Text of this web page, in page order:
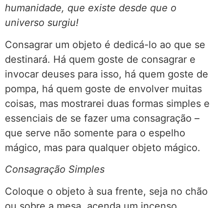
humanidade, que existe desde que o
universo surgiu!
Consagrar um objeto é dedicá-lo ao que se
destinará. Há quem goste de consagrar e
invocar deuses para isso, há quem goste de
pompa, há quem goste de envolver muitas
coisas, mas mostrarei duas formas simples e
essenciais de se fazer uma consagração –
que serve não somente para o espelho
mágico, mas para qualquer objeto mágico.
Consagração Simples
Coloque o objeto à sua frente, seja no chão